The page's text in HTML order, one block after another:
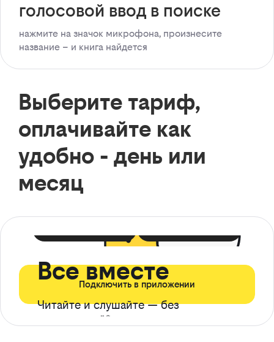
голосовой ввод в поиске
нажмите на значок микрофона, произнесите
название – и книга найдется
Выберите тариф,
оплачивайте как
удобно - день или
месяц
Все вместе
Читайте и слушайте — без
ограничений*
Подключить в приложении